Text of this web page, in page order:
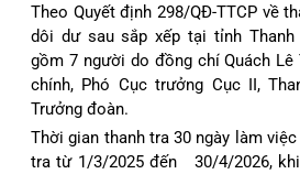
Theo Quyết định 298/QĐ-TTCP về
dôi dư sau sắp xếp tại tỉnh
gồm 7 người do đồng chí Quách Lê
chính, Phó Cục trưởng Cục II,
Trưởng đoàn.
Thời gian thanh tra 30 ngày làm
tra từ 1/3/2025 đến 30/4/2026,